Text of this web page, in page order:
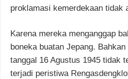
proklamasi kemerdekaan tidak
Karena mereka menganggap
boneka buatan Jepang.
tanggal 16 Agustus 1945 tidak
terjadi peristiwa